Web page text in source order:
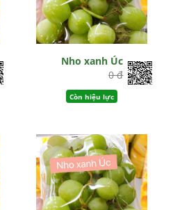
Nho xanh Úc
0 đ
Còn hiệu lực